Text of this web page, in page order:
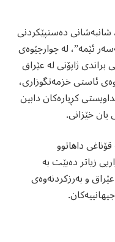
شانبەشانی دەستپێکردنی
ئێمه‌”، لە چوارچێوەی
براندی ژاپۆنی لە عێراق
ئاستی خزمەتگوزاری،
کڕیارەکان دابین
خێزانی.
داهاتوو
زیاتر دەبێت بە
و بەرزکردنەوەی